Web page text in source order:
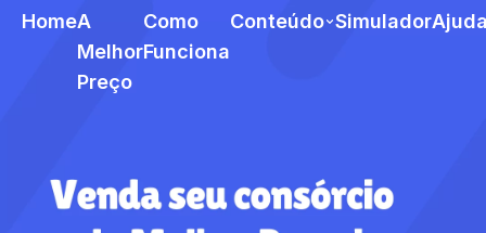
HomeA
Melhor
Preço
Como
Funciona
Conteúdo Simulador